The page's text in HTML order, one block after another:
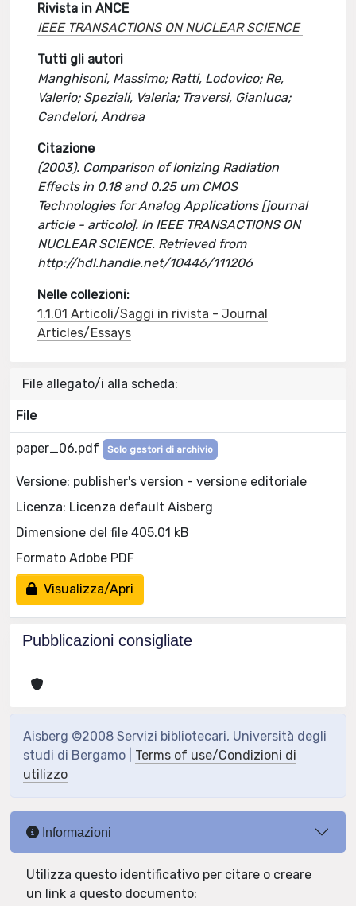
Rivista in ANCE
IEEE TRANSACTIONS ON NUCLEAR SCIENCE
Tutti gli autori
Manghisoni, Massimo; Ratti, Lodovico; Re,
Valerio; Speziali, Valeria; Traversi, Gianluca;
Candelori, Andrea
Citazione
(2003). Comparison of Ionizing Radiation
Effects in 0.18 and 0.25 um CMOS
Technologies for Analog Applications [journal
article - articolo]. In IEEE TRANSACTIONS ON
NUCLEAR SCIENCE. Retrieved from
http://hdl.handle.net/10446/111206
Nelle collezioni:
1.1.01 Articoli/Saggi in rivista - Journal
Articles/Essays
File allegato/i alla scheda:
File
paper_06.pdf Solo gestori di archivio
Versione: publisher's version - versione editoriale
Licenza: Licenza default Aisberg
Dimensione del file 405.01 kB
Formato Adobe PDF
Visualizza/Apri
Pubblicazioni consigliate
Aisberg ©2008 Servizi bibliotecari, Università degli
studi di Bergamo | Terms of use/Condizioni di
utilizzo
Informazioni
Utilizza questo identificativo per citare o creare
un link a questo documento: